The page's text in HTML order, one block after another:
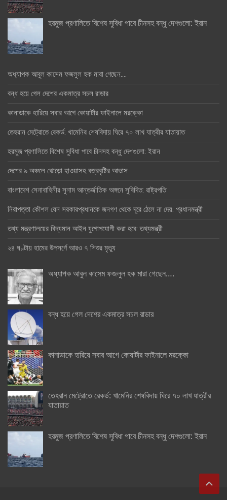
হরমুজ প্রণালিতে বিশেষ সুবিধা পাবে চীনসহ বন্ধু দেশগুলো: ইরান
অধ্যাপক আবুল কাসেম ফজলুল হক মারা গেছেন….
বন্ধ হয়ে গেল দেশের একমাত্র সচল রাডার
কানাডাকে হারিয়ে সবার আগে কোয়ার্টার ফাইনালে মরক্কো
তেহরান মেট্রোতে রেকর্ড: খামেনির শেষবিদায় ঘিরে ৭০ লাখ যাত্রীর যাতায়াত
হরমুজ প্রণালিতে বিশেষ সুবিধা পাবে চীনসহ বন্ধু দেশগুলো: ইরান
দেশের ৯ অঞ্চলে ঝোড়ো হাওয়াসহ বজ্রবৃষ্টির আভাস
বাংলাদেশ সেনাবাহিনীর সুনাম আন্তর্জাতিক অঙ্গনে সুবিদিত: রাষ্ট্রপতি
নিরাপত্তা কৌশল যেন সরকারপ্রধানকে জনগণ থেকে দূরে ঠেলে না দেয়: প্রধানমন্ত্রী
তথ্য মন্ত্রণালয়ের বিদ্যমান আইন যুগোপযোগী করা হবে: তথ্যমন্ত্রী
২৪ ঘণ্টায় হামের উপসর্গে আরও ৭ শিশুর মৃত্যু
অধ্যাপক আবুল কাসেম ফজলুল হক মারা গেছেন….
বন্ধ হয়ে গেল দেশের একমাত্র সচল রাডার
কানাডাকে হারিয়ে সবার আগে কোয়ার্টার ফাইনালে মরক্কো
তেহরান মেট্রোতে রেকর্ড: খামেনির শেষবিদায় ঘিরে ৭০ লাখ যাত্রীর
যাতায়াত
হরমুজ প্রণালিতে বিশেষ সুবিধা পাবে চীনসহ বন্ধু দেশগুলো: ইরান